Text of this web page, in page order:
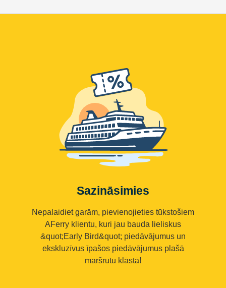
Sazināsimies
Nepalaidiet garām, pievienojieties tūkstošiem
AFerry klientu, kuri jau bauda lieliskus
&quot;Early Bird&quot; piedāvājumus un
ekskluzīvus īpašos piedāvājumus plašā
maršrutu klāstā!